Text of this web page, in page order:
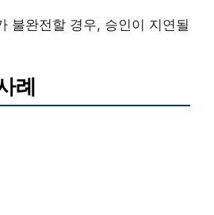
불완전할 경우, 승인이 지연될
례